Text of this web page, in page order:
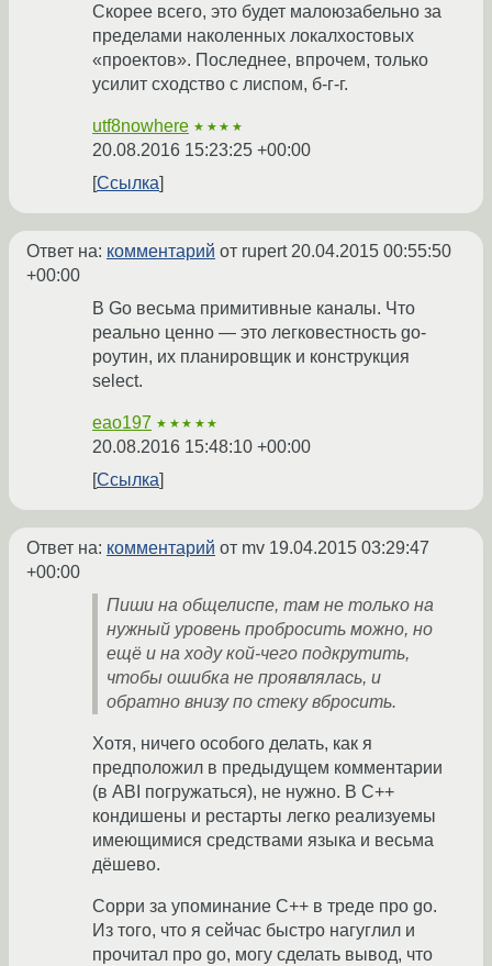
Скорее всего, это будет малоюзабельно за
пределами наколенных локалхостовых
«проектов». Последнее, впрочем, только
усилит сходство с лиспом, б-г-г.
utf8nowhere ★★★★
20.08.2016 15:23:25 +00:00
Ссылка
Ответ на: комментарий от rupert20.04.2015 00:55:50
+00:00
В Go весьма примитивные каналы. Что
реально ценно — это легковестность go-
роутин, их планировщик и конструкция
select.
eao197 ★★★★★
20.08.2016 15:48:10 +00:00
Ссылка
Ответ на: комментарий от mv 19.04.2015 03:29:47
+00:00
Пиши на общелиспе, там не только на
нужный уровень пробросить можно, но
ещё и на ходу кой-чего подкрутить,
чтобы ошибка не проявлялась, и
обратно внизу по стеку вбросить.
Хотя, ничего особого делать, как я
предположил в предыдущем комментарии
(в ABI погружаться), не нужно. В C++
кондишены и рестарты легко реализуемы
имеющимися средствами языка и весьма
дёшево.
Сорри за упоминание C++ в треде про go.
Из того, что я сейчас быстро нагуглил и
прочитал про go, могу сделать вывод, что